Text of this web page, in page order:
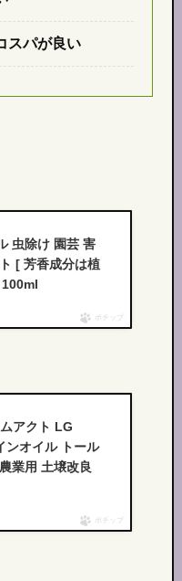
スパが良い
虫除け 園芸 害
[ 芳香成分は植
ポチップ
アクト LG
ンオイル トール
業用 土壌改良
ポチップ